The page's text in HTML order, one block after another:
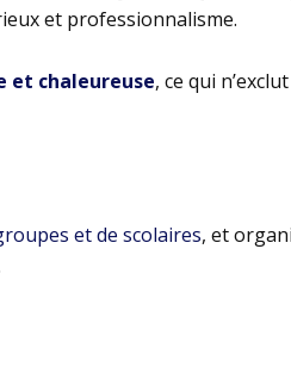
et professionnalisme.
et chaleureuse, ce qui
et de scolaires, et